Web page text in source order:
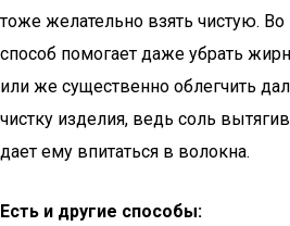
тоже желательно взять чистую. Во
способ помогает даже убрать
или же существенно облегчить
чистку изделия, ведь соль
дает ему впитаться в волокна.
Есть и другие способы: